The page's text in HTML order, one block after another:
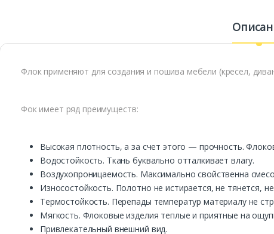
Флок применяют для создания и пошива мебели (кресел,
Фок имеет ряд преимуществ:
Высокая плотность, а за счет этого — прочность.
Водостойкость. Ткань буквально отталкивает влагу.
Воздухопроницаемость. Максимально свойственна
Износостойкость. Полотно не истирается, не тянется,
Термостойкость. Перепады температур материалу не
Мягкость. Флоковые изделия теплые и приятные на
Привлекательный внешний вид.